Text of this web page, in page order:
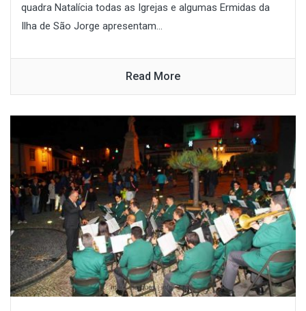
quadra Natalícia todas as Igrejas e algumas Ermidas da
Ilha de São Jorge apresentam...
Read More